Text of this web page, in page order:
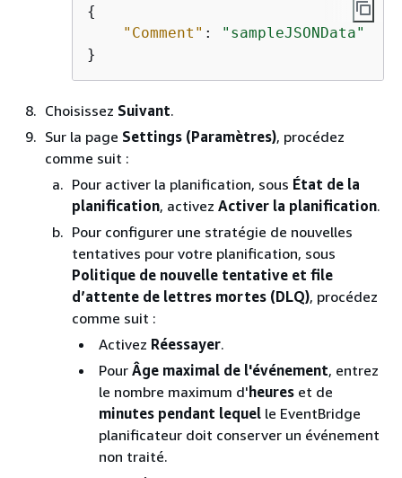
{
"Comment" :
"sampleJSONData"
}
Choisissez Suivant.
Sur la page Settings (Paramètres), procédez
comme suit :
Pour activer la planification, sous État de la
planification, activez Activer la planification.
Pour configurer une stratégie de nouvelles
tentatives pour votre planification, sous
Politique de nouvelle tentative et file
d’attente de lettres mortes (DLQ), procédez
comme suit :
Activez Réessayer.
Pour Âge maximal de l'événement, entrez
le nombre maximum d' heures et de
minutes pendant lequel le EventBridge
planificateur doit conserver un événement
non traité.